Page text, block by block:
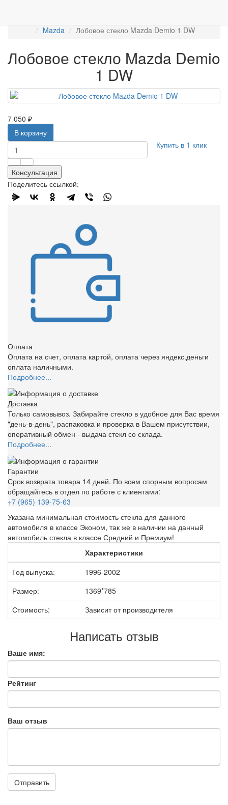
Mazda
Лобовое стекло Mazda Demio 1 DW
Лобовое стекло Mazda Demio
1 DW
7 050 ₽
В корзину
Купить в 1 клик
Консультация
Поделитесь ссылкой:
Оплата
Оплата на счет, оплата картой, оплата через яндекс.деньги
оплата наличными.
Подробнее...
Доставка
Только самовывоз. Забирайте стекло в удобное для Вас время
"день-в-день", распаковка и проверка в Вашем присутствии,
оперативный обмен - выдача стекл со склада.
Подробнее...
Гарантии
Срок возврата товара 14 дней. По всем спорным вопросам
обращайтесь в отдел по работе с клиентами:
+7 (965) 139-75-63
Указана минимальная стоимость стекла для данного
автомобиля в классе Эконом, так же в наличии на данный
автомобиль стекла в классе Средний и Премиум!
Характеристики
Год выпуска:
1996-2002
Размер:
1369*785
Стоимость:
Зависит от производителя
Написать отзыв
Ваше имя:
Рейтинг
Ваш отзыв
Отправить